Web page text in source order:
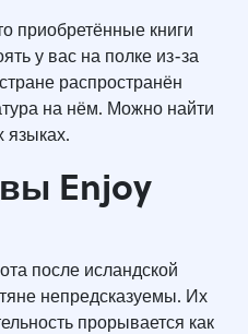
приобретённые книги
у вас на полке из-за
распространён
на нём. Можно найти
языках.
Enjoy
после исландской
непредсказуемы. Их
прорывается как